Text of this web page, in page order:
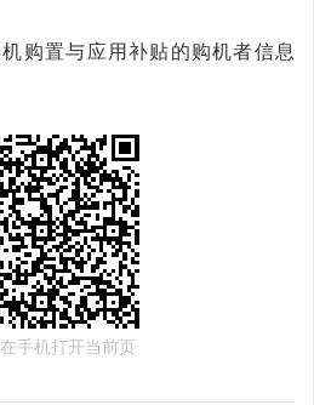
购置与应用补贴的购机者信息
手机打开当前页